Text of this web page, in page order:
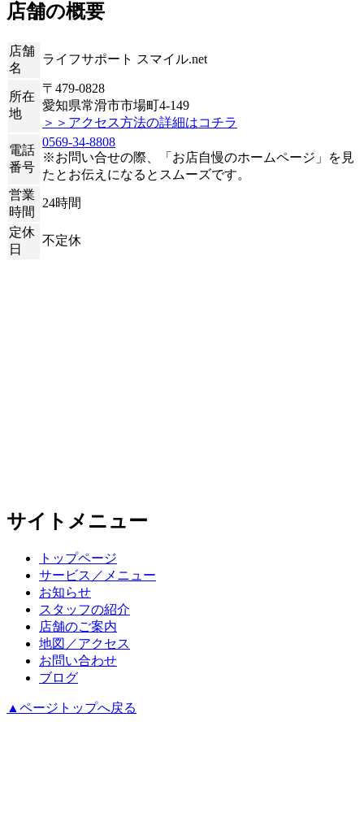
店舗の概要
店舗
名
ライフサポート スマイル.net
所在
地
〒479-0828
愛知県常滑市市場町4-149
＞＞アクセス方法の詳細はコチラ
電話
番号
0569-34-8808
※お問い合せの際、「お店自慢のホームページ」を見
たとお伝えになるとスムーズです。
営業
時間
24時間
定休
日
不定休
サイトメニュー
トップページ
サービス／メニュー
お知らせ
スタッフの紹介
店舗のご案内
地図／アクセス
お問い合わせ
ブログ
▲ページトップへ戻る